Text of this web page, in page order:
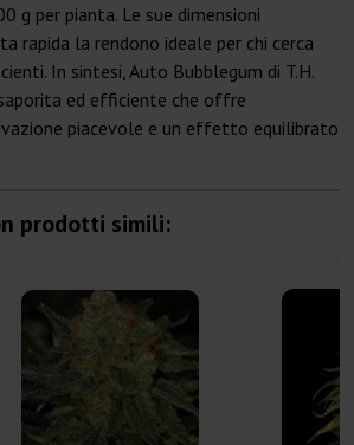
g per pianta. Le sue dimensioni
rapida la rendono ideale per chi cerca
In sintesi, Auto Bubblegum di T.H.
ed efficiente che offre
piacevole e un effetto equilibrato
prodotti simili: